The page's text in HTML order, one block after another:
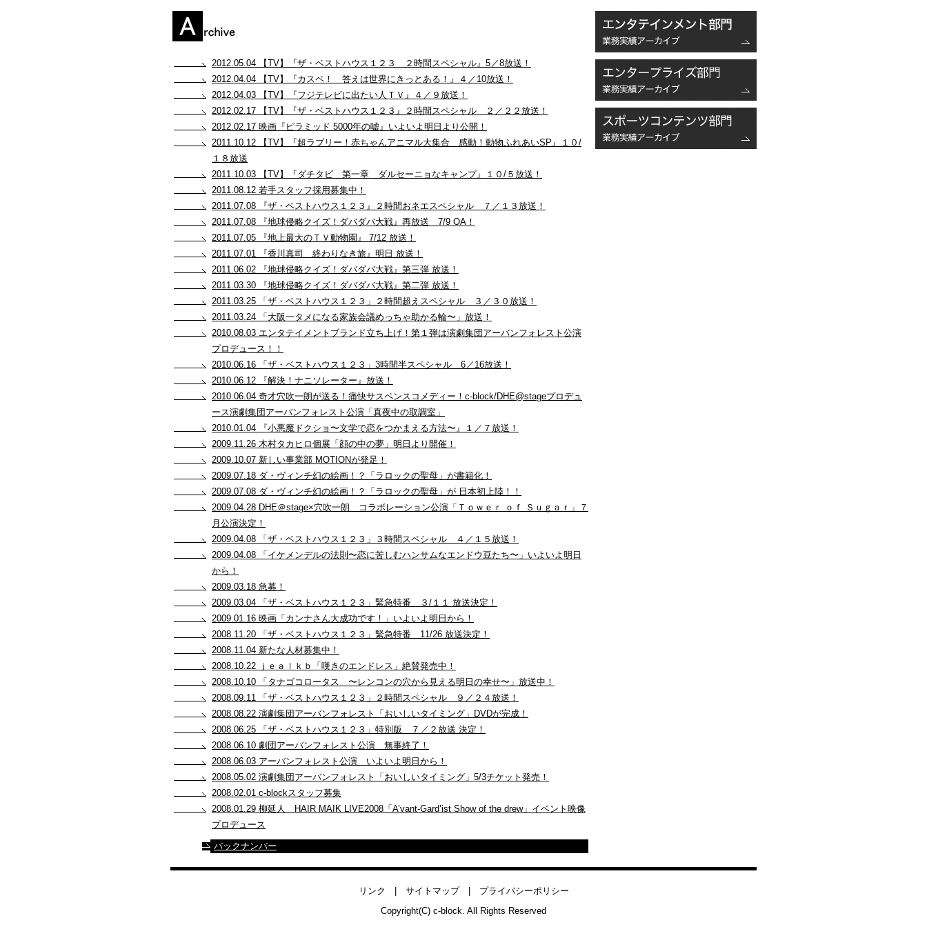
2012.05.04 【TV】『ザ・ベストハウス１２３ ２時間スペシャル』5／8放送！
2012.04.04 【TV】『カスペ！ 答えは世界にきっとある！』４／10放送！
2012.04.03 【TV】『フジテレビに出たい人ＴＶ』４／９放送！
2012.02.17 【TV】『ザ・ベストハウス１２３』２時間スペシャル ２／２２放送！
2012.02.17 映画『ピラミッド 5000年の嘘』いよいよ明日より公開！
2011.10.12 【TV】『超ラブリー！赤ちゃんアニマル大集合 感動！動物ふれあいSP』１０/
１８放送
2011.10.03 【TV】『ダチタビ 第一章 ダルセーニョなキャンプ』１０/５放送！
2011.08.12 若手スタッフ採用募集中！
2011.07.08 『ザ・ベストハウス１２３』２時間おネエスペシャル ７／１３放送！
2011.07.08 『地球侵略クイズ！ダバダバ大戦』再放送 7/9 OA！
2011.07.05 『地上最大のＴＶ動物園』 7/12 放送！
2011.07.01 『香川真司 終わりなき旅』明日 放送！
2011.06.02 『地球侵略クイズ！ダバダバ大戦』第三弾 放送！
2011.03.30 『地球侵略クイズ！ダバダバ大戦』第二弾 放送！
2011.03.25 「ザ・ベストハウス１２３」２時間超えスペシャル ３／３０放送！
2011.03.24 「大阪一タメになる家族会議めっちゃ助かる輪〜」放送！
2010.08.03 エンタテイメントブランド立ち上げ！第１弾は演劇集団アーバンフォレスト公演
プロデュース！！
2010.06.16 「ザ・ベストハウス１２３」3時間半スペシャル 6／16放送！
2010.06.12 『解決！ナニソレーター』放送！
2010.06.04 奇才穴吹一朗が送る！痛快サスペンスコメディー！c-block/DHE@stageプロデュ
ース演劇集団アーバンフォレスト公演「真夜中の取調室」
2010.01.04 『小悪魔ドクショ〜文学で恋をつかまえる方法〜』１／７放送！
2009.11.26 木村タカヒロ個展「顔の中の夢」明日より開催！
2009.10.07 新しい事業部 MOTIONが発足！
2009.07.18 ダ・ヴィンチ幻の絵画！？「ラロックの聖母」が書籍化！
2009.07.08 ダ・ヴィンチ幻の絵画！？「ラロックの聖母」が 日本初上陸！！
2009.04.28 DHE＠stage×穴吹一朗 コラボレーション公演「Ｔｏｗｅｒ ｏｆ Ｓｕｇａｒ」７
月公演決定！
2009.04.08 「ザ・ベストハウス１２３」３時間スペシャル ４／１５放送！
2009.04.08 「イケメンデルの法則〜恋に苦しむハンサムなエンドウ豆たち〜」いよいよ明日
から！
2009.03.18 急募！
2009.03.04 「ザ・ベストハウス１２３」緊急特番 ３/１１ 放送決定！
2009.01.16 映画「カンナさん大成功です！」いよいよ明日から！
2008.11.20 「ザ・ベストハウス１２３」緊急特番 11/26 放送決定！
2008.11.04 新たな人材募集中！
2008.10.22 ｊｅａｌｋｂ「嘆きのエンドレス」絶賛発売中！
2008.10.10 「タナゴコロータス 〜レンコンの穴から見える明日の幸せ〜」放送中！
2008.09.11 「ザ・ベストハウス１２３」２時間スペシャル ９／２４放送！
2008.08.22 演劇集団アーバンフォレスト「おいしいタイミング」DVDが完成！
2008.06.25 「ザ・ベストハウス１２３」特別版 ７／２放送 決定！
2008.06.10 劇団アーバンフォレスト公演 無事終了！
2008.06.03 アーバンフォレスト公演 いよいよ明日から！
2008.05.02 演劇集団アーバンフォレスト「おいしいタイミング」5/3チケット発売！
2008.02.01 c-blockスタッフ募集
2008.01.29 柳延人 HAIR MAIK LIVE2008「A’vant-Gard’ist Show of the drew」イベント映像
プロデュース
バックナンバー
リンク サイトマップ| プライバシーポリシー
Copyright(C) c-block. All Rights Reserved